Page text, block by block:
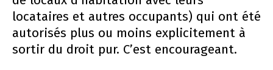
locataires et autres occupants) qui ont été
autorisés plus ou moins explicitement à
sortir du droit pur. C’est encourageant.